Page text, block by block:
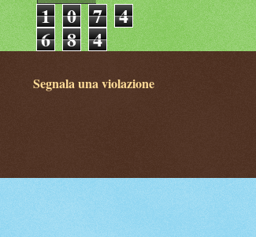
1 0 7 4
6 8 4
Segnala una violazione